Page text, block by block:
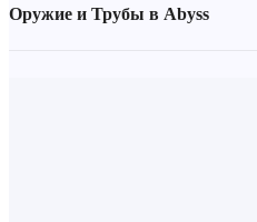
Оружие и Трубы в Abyss